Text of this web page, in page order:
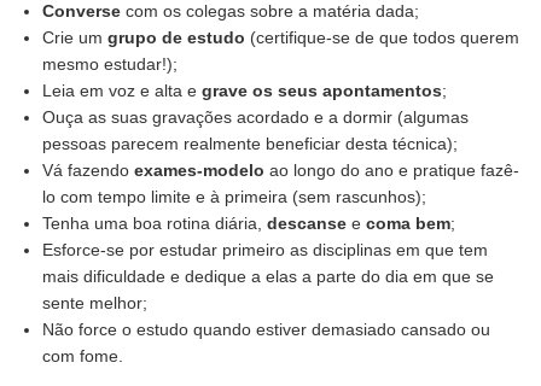
Converse com os colegas sobre a matéria dada;
Crie um grupo de estudo (certifique-se de que todos querem
mesmo estudar!);
Leia em voz e alta e grave os seus apontamentos;
Ouça as suas gravações acordado e a dormir (algumas
pessoas parecem realmente beneficiar desta técnica);
Vá fazendo exames-modelo ao longo do ano e pratique fazê-
lo com tempo limite e à primeira (sem rascunhos);
Tenha uma boa rotina diária, descanse e coma bem;
Esforce-se por estudar primeiro as disciplinas em que tem
mais dificuldade e dedique a elas a parte do dia em que se
sente melhor;
Não force o estudo quando estiver demasiado cansado ou
com fome.